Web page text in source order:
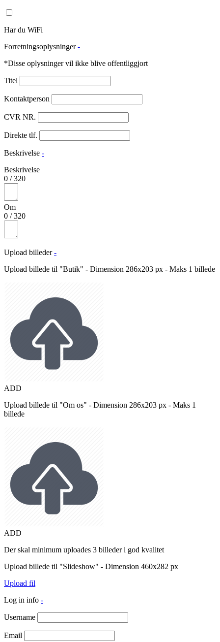
Har du WiFi
Forretningsoplysninger -
*Disse oplysninger vil ikke blive offentliggjort
Titel
Kontaktperson
CVR NR.
Direkte tlf.
Beskrivelse -
Beskrivelse
0 /320
Om
0 /320
Upload billeder -
Upload billede til "Butik" - Dimension 286x203 px - Maks 1 billede
ADD
Upload billede til "Om os" - Dimension 286x203 px - Maks 1
billede
ADD
Der skal minimum uploades 3 billeder i god kvalitet
Upload billede til "Slideshow" - Dimension 460x282 px
Upload fil
Log in info -
Username
Email